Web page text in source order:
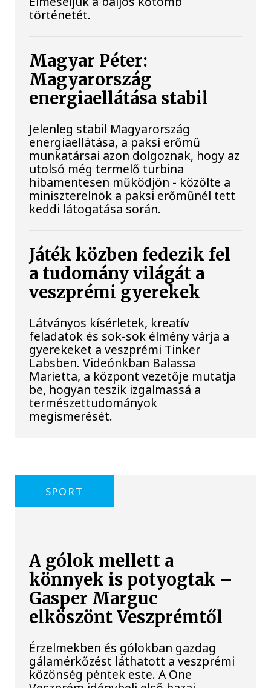
történetét.
Magyar Péter:
Magyarország
energiaellátása stabil
Jelenleg stabil Magyarország
energiaellátása, a paksi erőmű
munkatársai azon dolgoznak, hogy az
utolsó még termelő turbina
hibamentesen működjön - közölte a
miniszterelnök a paksi erőműnél tett
keddi látogatása során.
Játék közben fedezik fel
a tudomány világát a
veszprémi gyerekek
Látványos kísérletek, kreatív
feladatok és sok-sok élmény várja a
gyerekeket a veszprémi Tinker
Labsben. Videónkban Balassa
Marietta, a központ vezetője mutatja
be, hogyan teszik izgalmassá a
természettudományok
megismerését.
SPORT
A gólok mellett a
könnyek is potyogtak –
Gasper Marguc
elköszönt Veszprémtől
Érzelmekben és gólokban gazdag
gálamérkőzést láthatott a veszprémi
közönség péntek este. A One